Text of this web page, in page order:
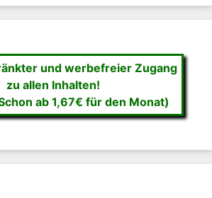
und werbefreier Zugang
zu allen Inhalten!
ab 1,67€ für den Monat)